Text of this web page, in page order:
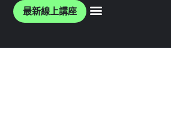
最新線上講座